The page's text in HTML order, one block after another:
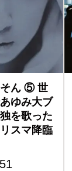
ん ⑤ 世
ゆみ大ブ
を歌った
スマ降臨
51